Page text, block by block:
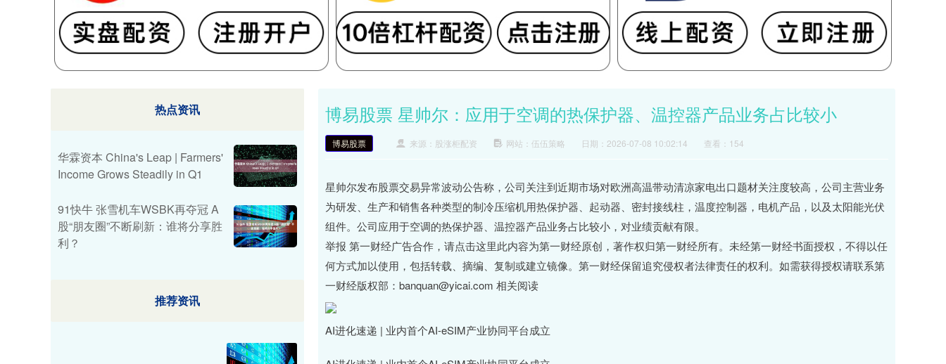
博易股票 星帅尔：应用于空调的热保护器、温控器产品业务占比较小
博易股票 来源：股涨柜配资 网站：伍伍策略 日期：2026-07-08 10:02:14 查看：154
星帅尔发布股票交易异常波动公告称，公司关注到近期市场对欧洲高温带动清凉家电出口题材关注度较高，公司主营业务
为研发、生产和销售各种类型的制冷压缩机用热保护器、起动器、密封接线柱，温度控制器，电机产品，以及太阳能光伏
组件。公司应用于空调的热保护器、温控器产品业务占比较小，对业绩贡献有限。
举报 第一财经广告合作，请点击这里此内容为第一财经原创，著作权归第一财经所有。未经第一财经书面授权，不得以任
何方式加以使用，包括转载、摘编、复制或建立镜像。第一财经保留追究侵权者法律责任的权利。如需获得授权请联系第
一财经版权部：banquan@yicai.com 相关阅读
AI进化速递 | 业内首个AI-eSIM产业协同平台成立
热点资讯
华霖资本 China's Leap | ​Farmers'
Income Grows Steadily in Q1
91快牛 张雪机车WSBK再夺冠 A
股“朋友圈”不断刷新：谁将分享胜
利？
推荐资讯